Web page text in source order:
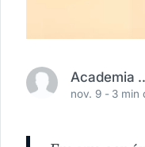
nov. 9 - 3 min